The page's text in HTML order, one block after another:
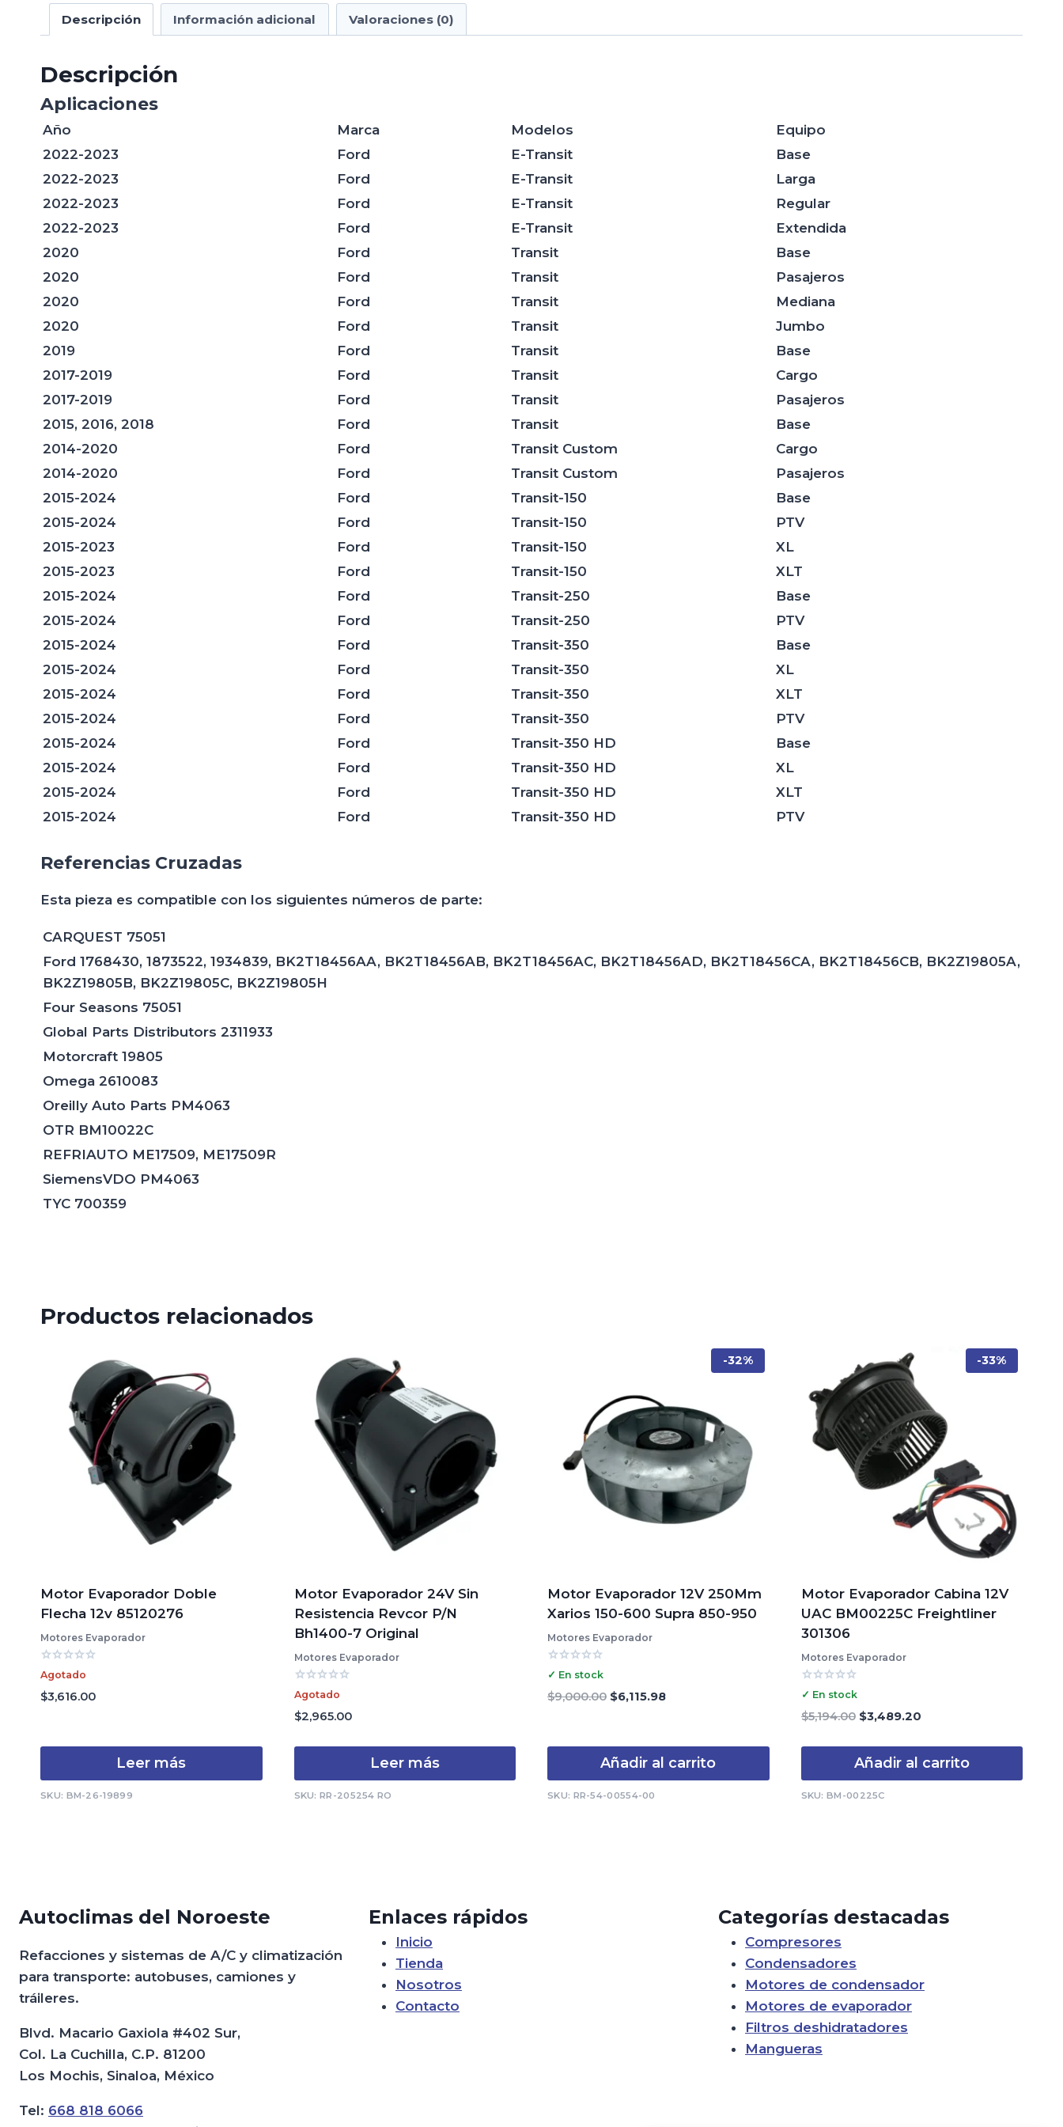
Descripción Información adicional Valoraciones (0)
Descripción
Aplicaciones
Año Marca Modelos
Equipo
2022-2023
Ford E-Transit
Base
2022-2023
Ford E-Transit
Larga
2022-2023
Ford E-Transit
Regular
2022-2023
Ford E-Transit
Extendida
2020
Ford Transit
Base
2020
Ford Transit
Pasajeros
2020
Ford Transit
Mediana
2020
Ford Transit
Jumbo
2019
Ford Transit
Base
2017-2019
Ford Transit
Cargo
2017-2019
Ford Transit
Pasajeros
2015, 2016, 2018
Ford Transit
Base
2014-2020
Ford Transit Custom
Cargo
2014-2020
Ford Transit Custom
Pasajeros
2015-2024
Ford Transit-150
Base
2015-2024
Ford Transit-150
PTV
2015-2023
Ford Transit-150
XL
2015-2023
Ford Transit-150
XLT
2015-2024
Ford Transit-250
Base
2015-2024
Ford Transit-250
PTV
2015-2024
Ford Transit-350
Base
2015-2024
Ford Transit-350
XL
2015-2024
Ford Transit-350
XLT
2015-2024
Ford Transit-350
PTV
2015-2024
Ford Transit-350 HD
Base
2015-2024
Ford Transit-350 HD
XL
2015-2024
Ford Transit-350 HD
XLT
2015-2024
Ford Transit-350 HD PTV
Referencias Cruzadas
Esta pieza es compatible con los siguientes números de parte:
CARQUEST 75051
Ford 1768430, 1873522, 1934839, BK2T18456AA, BK2T18456AB, BK2T18456AC, BK2T18456AD, BK2T18456CA, BK2T18456CB, BK2Z19805A,
BK2Z19805B, BK2Z19805C, BK2Z19805H
Four Seasons 75051
Global Parts Distributors 2311933
Motorcraft 19805
Omega 2610083
Oreilly Auto Parts PM4063
OTR BM10022C
REFRIAUTO ME17509, ME17509R
SiemensVDO PM4063
TYC 700359
Productos relacionados
Motor Evaporador Doble
Flecha 12v 85120276
Motores Evaporador
Valorado
con
0
de
Agotado
$3,616.00
Leer más
SKU: BM-26-19899
Motor Evaporador 24V Sin
Resistencia Revcor P/N
Bh1400-7 Original
Motores Evaporador
Valorado
con
0
de
Agotado
$2,965.00
Leer más
SKU: RR-205254 RO
-32%
Motor Evaporador 12V 250Mm
Xarios 150-600 Supra 850-950
Motores Evaporador
Valorado
0
de
✓ En stock
$9,000.00 El
era:
$9,000.00.
$6,115.98El
es:
$6,115.98.
Añadir al carrito
SKU: RR-54-00554-00
-33%
Motor Evaporador Cabina 12V
UAC BM00225C Freightliner
301306
Motores Evaporador
Valorado
0
de
✓ En stock
$5,194.00 El
era:
$3,489.20El
es:
Añadir al carrito
SKU: BM-00225C
Autoclimas del Noroeste
Refacciones y sistemas de A/C y climatización
para transporte: autobuses, camiones y
tráileres.
Blvd. Macario Gaxiola #402 Sur,
Col. La Cuchilla, C.P. 81200
Los Mochis, Sinaloa, México
Tel: 668 818 6066
Enlaces rápidos
Inicio
Tienda
Nosotros
Contacto
Categorías destacadas
Compresores
Condensadores
Motores de condensador
Motores de evaporador
Filtros deshidratadores
Mangueras